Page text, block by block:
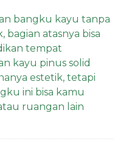
bangku kayu tanpa
bagian atasnya bisa
tempat
kayu pinus solid
estetik, tetapi
ini bisa kamu
ruangan lain